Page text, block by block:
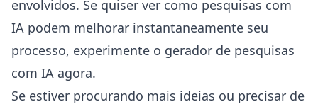
envolvidos. Se quiser ver como pesquisas com
IA podem melhorar instantaneamente seu
processo, experimente o gerador de pesquisas
com IA agora.
Se estiver procurando mais ideias ou precisar de